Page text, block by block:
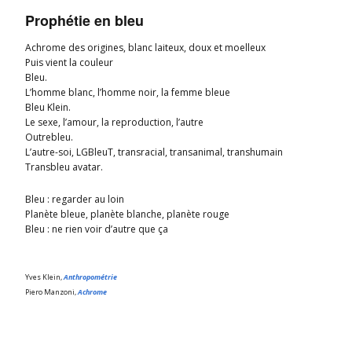
Prophétie en bleu
Achrome des origines, blanc laiteux, doux et moelleux
Puis vient la couleur
Bleu.
L’homme blanc, l’homme noir, la femme bleue
Bleu Klein.
Le sexe, l’amour, la reproduction, l’autre
Outrebleu.
L’autre-soi, LGBleuT, transracial, transanimal, transhumain
Transbleu avatar.
Bleu : regarder au loin
Planète bleue, planète blanche, planète rouge
Bleu : ne rien voir d’autre que ça
Yves Klein,Anthropométrie
Piero Manzoni,Achrome